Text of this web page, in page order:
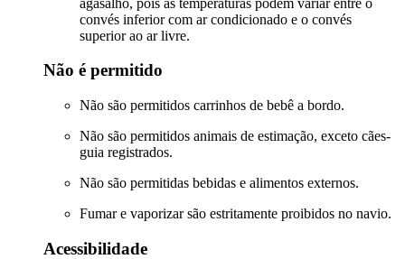
convés inferior com ar condicionado e o convés
superior ao ar livre.
Não é permitido
Não são permitidos carrinhos de bebê a bordo.
Não são permitidos animais de estimação, exceto cães-
guia registrados.
Não são permitidas bebidas e alimentos externos.
Fumar e vaporizar são estritamente proibidos no navio.
Acessibilidade